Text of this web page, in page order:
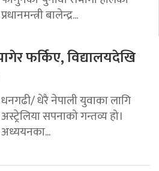
प्रधानमन्त्री बालेन्द्र...
फर्किए, विद्यालयदेखि
धनगढी/ धेरै नेपाली युवाका लागि
अस्ट्रेलिया सपनाको गन्तव्य हो।
अध्ययनका...